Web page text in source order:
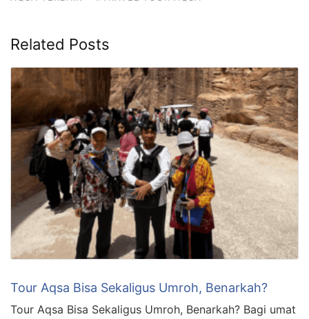
Related Posts
Tour Aqsa Bisa Sekaligus Umroh, Benarkah?
Tour Aqsa Bisa Sekaligus Umroh, Benarkah? Bagi umat